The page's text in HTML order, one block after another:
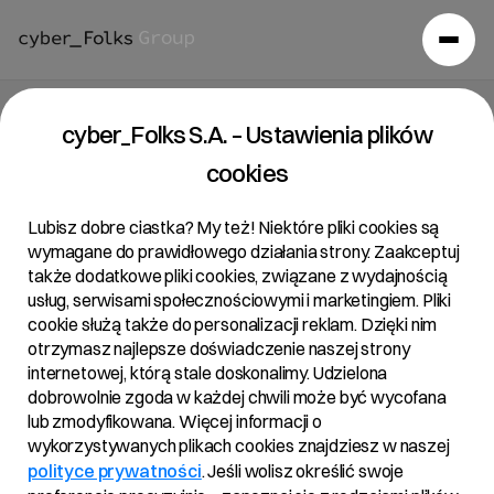
Raport bieżący 23/2023
Temat:
Zawarcie umów lock-up przez Spółkę z wybranymi
akcjonariuszami Spółki
Podstawa prawna:
Art. 17 ust. 1 MAR – informacje poufne.
cyber_Folks S.A. – Ustawienia plików
cookies
Lubisz dobre ciastka? My też! Niektóre pliki cookies są
wymagane do prawidłowego działania strony. Zaakceptuj
także dodatkowe pliki cookies, związane z wydajnością
usług, serwisami społecznościowymi i marketingiem. Pliki
cookie służą także do personalizacji reklam. Dzięki nim
otrzymasz najlepsze doświadczenie naszej strony
internetowej, którą stale doskonalimy. Udzielona
dobrowolnie zgoda w każdej chwili może być wycofana
lub zmodyfikowana. Więcej informacji o
wykorzystywanych plikach cookies znajdziesz w naszej
polityce prywatności. Jeśli wolisz określić swoje